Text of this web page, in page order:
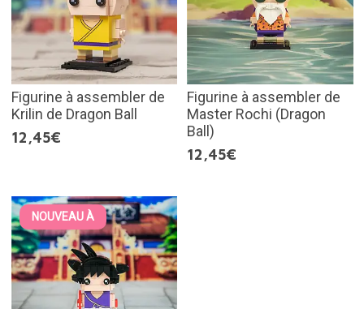
Figurine à assembler de
Krilin de Dragon Ball
12,45€
Figurine à assembler de
Master Rochi (Dragon
Ball)
12,45€
NOUVEAU À